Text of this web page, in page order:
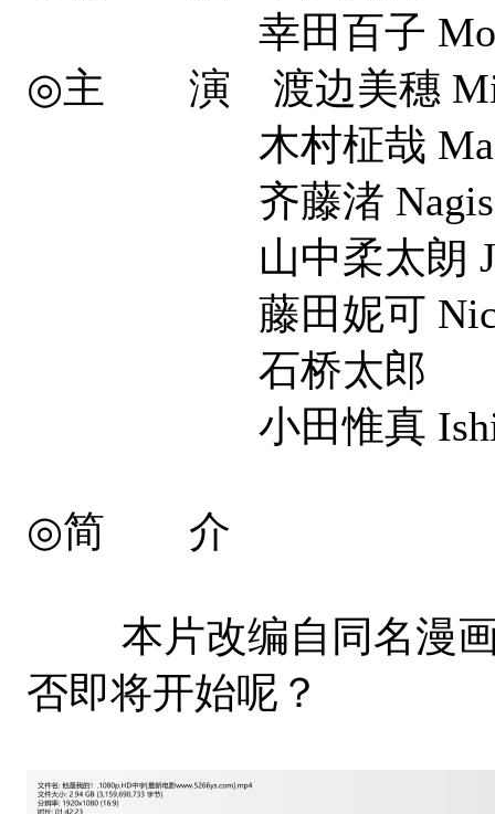
幸田百子
◎主 演 渡边美穗
木村柾哉
齐藤渚 Nagisa
山中柔太朗
藤田妮可
石桥太郎
小田惟真 Ishin
◎简 介
本片改编自同名漫画，
否即将开始呢？